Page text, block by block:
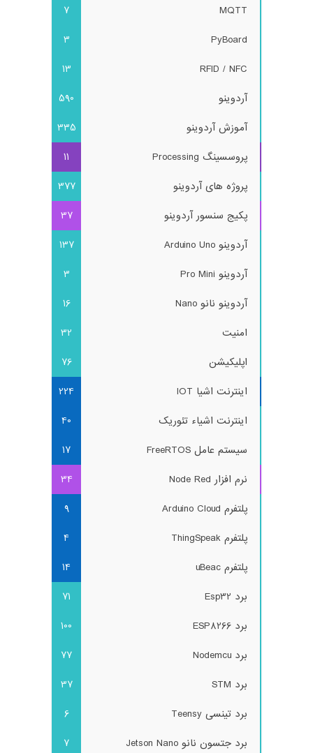
MQTT
7
PyBoard
3
RFID / NFC
13
آردوینو
590
آموزش آردوینو
335
پروسسینگ Processing
11
پروژه های آردوینو
377
پکیج سنسور آردوینو
37
آردوینو Arduino Uno
137
آردوینو Pro Mini
3
آردوینو نانو Nano
16
امنیت
32
اپلیکیشن
76
اینترنت اشیا IOT
224
اینترنت اشیاء تئوریک
40
سیستم عامل FreeRTOS
17
نرم افزار Node Red
34
پلتفرم Arduino Cloud
9
پلتفرم ThingSpeak
4
پلتفرم uBeac
14
برد Esp32
71
برد ESP8266
100
برد Nodemcu
77
برد STM
37
برد تینسی Teensy
6
برد جتسون نانو Jetson Nano
7